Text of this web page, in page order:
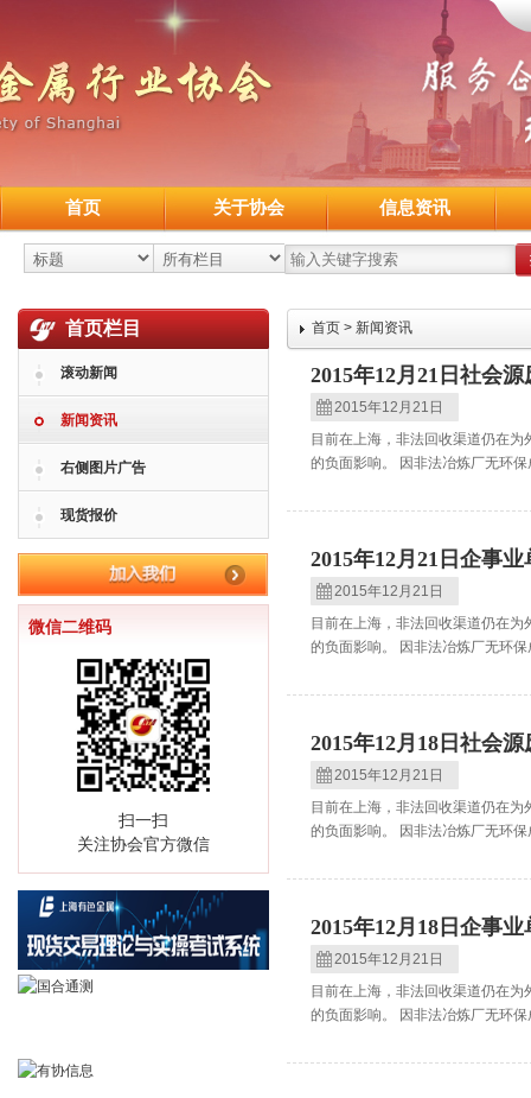
首页 关于协会 信息资讯
首页栏目
滚动新闻
新闻资讯
右侧图片广告
现货报价
微信二维码
扫一扫
关注协会官方微信
首页 > 新闻资讯
2015年12月21日社会
2015年12月21日
目前在上海，非法回收渠道仍在
的负面影响。 因非法冶炼厂无环
2015年12月21日企事
2015年12月21日
目前在上海，非法回收渠道仍在
的负面影响。 因非法冶炼厂无环
2015年12月18日社会
2015年12月21日
目前在上海，非法回收渠道仍在
的负面影响。 因非法冶炼厂无环
2015年12月18日企事
2015年12月21日
目前在上海，非法回收渠道仍在
的负面影响。 因非法冶炼厂无环